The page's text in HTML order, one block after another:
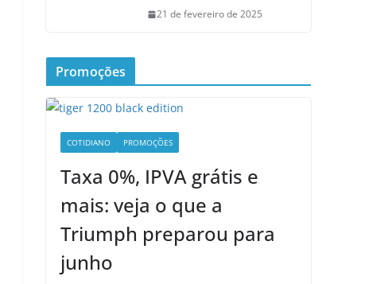
21 de fevereiro de 2025
Promoções
COTIDIANO PROMOÇÕES
Taxa 0%, IPVA grátis e
mais: veja o que a
Triumph preparou para
junho